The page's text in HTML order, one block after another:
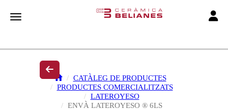
Toggle navigation
CATÀLEG DE PRODUCTES
PRODUCTES COMERCIALITZATS
LATEROYESO
ENVÀ LATEROYESO ® 6LS